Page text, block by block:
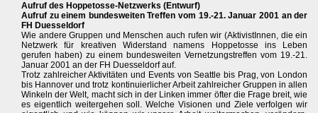
Aufruf des Hoppetosse-Netzwerks (Entwurf)
Aufruf zu einem bundesweiten Treffen vom 19.-21. Januar 2001 an der
FH Duesseldorf
Wie andere Gruppen und Menschen auch rufen wir (AktivistInnen, die ein
Netzwerk für kreativen Widerstand namens Hoppetosse ins Leben
gerufen haben) zu einem bundesweiten Vernetzungstreffen vom 19.-21.
Januar 2001 an der FH Duesseldorf auf.
Trotz zahlreicher Aktivitäten und Events von Seattle bis Prag, von London
bis Hannover und trotz kontinuierlicher Arbeit zahlreicher Gruppen in allen
Winkeln der Welt, macht sich in der Linken immer öfter die Frage breit, wie
es eigentlich weitergehen soll. Welche Visionen und Ziele verfolgen wir